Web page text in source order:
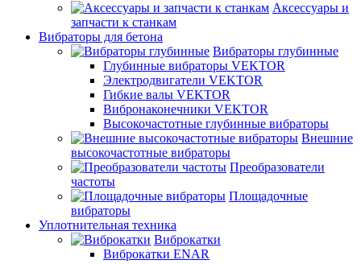
Аксессуары и
запчасти к станкам
Вибраторы для бетона
Вибраторы глубинные
Глубинные вибраторы VEKTOR
Электродвигатели VEKTOR
Гибкие валы VEKTOR
Вибронаконечники VEKTOR
Высокочастотные глубинные вибраторы
Внешние
высокочастотные вибраторы
Преобразователи
частоты
Площадочные
вибраторы
Уплотнительная техника
Виброкатки
Виброкатки ENAR